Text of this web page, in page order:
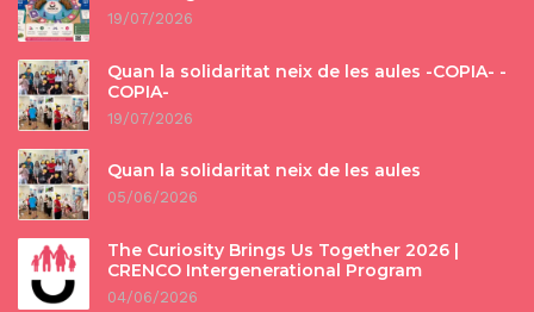
19/07/2026
Quan la solidaritat neix de les aules -COPIA- -
COPIA-
19/07/2026
Quan la solidaritat neix de les aules
05/06/2026
The Curiosity Brings Us Together 2026 |
CRENCO Intergenerational Program
04/06/2026